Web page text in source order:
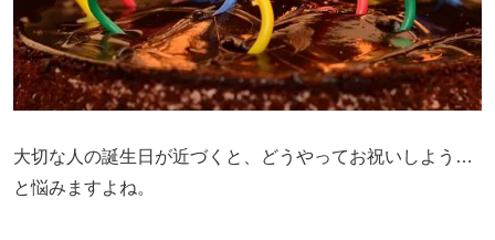
大切な人の誕生日が近づくと、どうやってお祝いしよう…
と悩みますよね。